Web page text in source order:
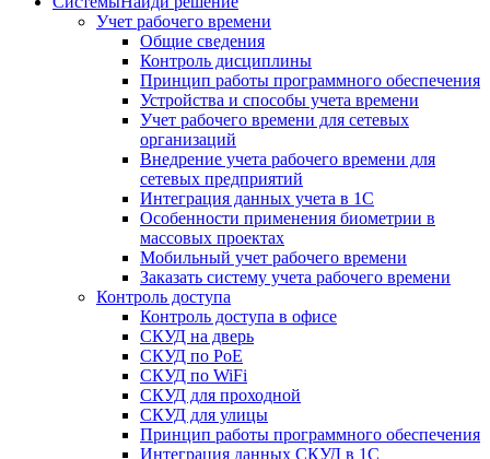
Учет рабочего времени
Общие сведения
Контроль дисциплины
Принцип работы программного обеспечения
Устройства и способы учета времени
Учет рабочего времени для сетевых
организаций
Внедрение учета рабочего времени для
сетевых предприятий
Интеграция данных учета в 1С
Особенности применения биометрии в
массовых проектах
Мобильный учет рабочего времени
Заказать систему учета рабочего времени
Контроль доступа
Контроль доступа в офисе
СКУД на дверь
СКУД по PoE
СКУД по WiFi
СКУД для проходной
СКУД для улицы
Принцип работы программного обеспечения
Интеграция данных СКУД в 1С